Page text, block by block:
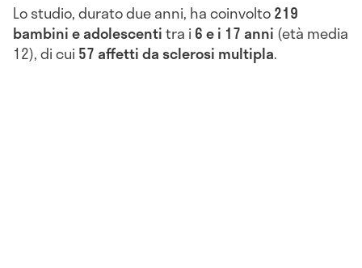
Lo studio, durato due anni, ha coinvolto219
bambini e adolescentitra i 6 e i 17 anni (età media
12), di cui 57 affetti da sclerosi multipla.